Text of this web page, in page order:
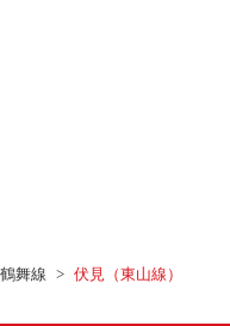
鶴舞線 伏見（東山線）